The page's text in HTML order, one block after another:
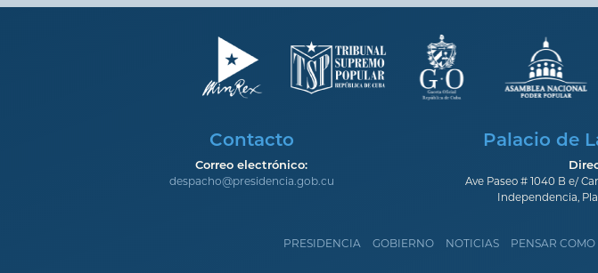
Contacto
Correo electrónico:
despacho@presidencia.gob.cu
Palacio de
Ave Paseo # 1040 B e/
Independencia,
PRESIDENCIA GOBIERNO NOTICIAS PENSAR COMO